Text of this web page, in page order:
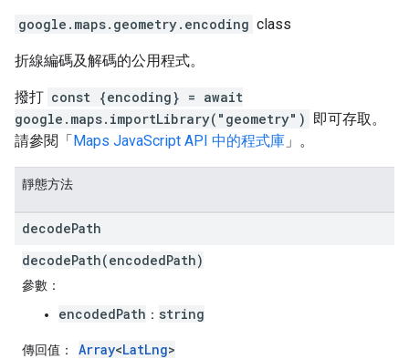
google.maps.geometry. encoding class
折線編碼及解碼的公用程式。
撥打 const {encoding} = await
google.maps.importLibrary("geometry") 即可存取。
請參閱「Maps JavaScript API 中的程式庫 」。
靜態方法
decodePath
decodePath(encodedPath)
參數：
encodedPath ： string
傳回值： Array<LatLng>